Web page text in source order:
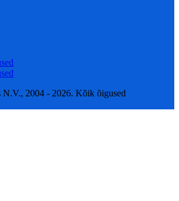
2004 - 2026. Kõik õigused